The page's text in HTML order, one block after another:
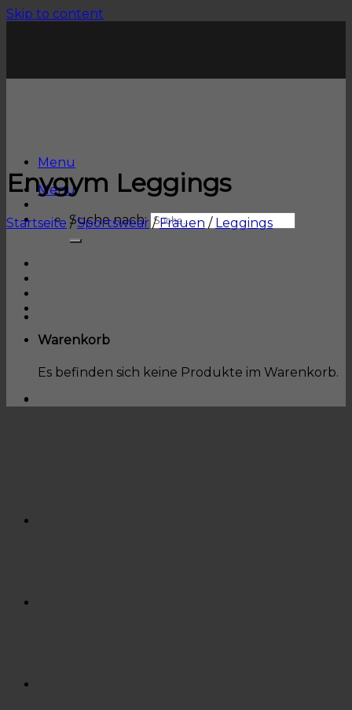
Skip to content
Menu
Menu
Suche nach:
Warenkorb
Es befinden sich keine Produkte im Warenkorb.
Enygym Leggings
Startseite / Sportswear / Frauen / Leggings